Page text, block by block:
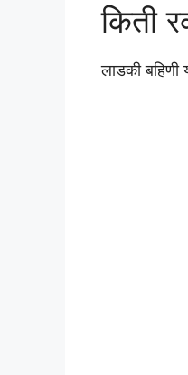
किती
लाडकी बहिणी